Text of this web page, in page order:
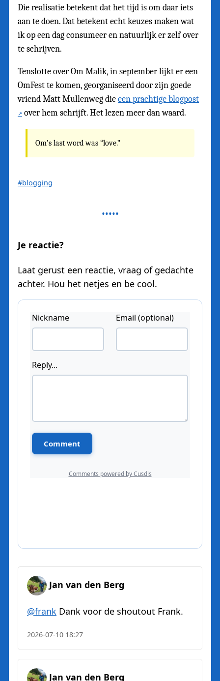
Die realisatie betekent dat het tijd is om daar iets
aan te doen. Dat betekent echt keuzes maken wat
ik op een dag consumeer en natuurlijk er zelf over
te schrijven.
Tenslotte over Om Malik, in september lijkt er een
OmFest te komen, georganiseerd door zijn goede
vriend Matt Mullenweg dieeen prachtige blogpost
over hem schrijft. Het lezen meer dan waard.
Om’s last word was “love.”
#blogging
Je reactie?
Laat gerust een reactie, vraag of gedachte
achter. Hou het netjes en be cool.
Jan van den Berg
@frank Dank voor de shoutout Frank.
2026-07-10 18:27
Jan van den Berg